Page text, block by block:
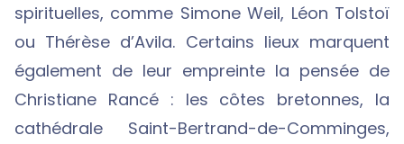
spirituelles, comme Simone Weil, Léon Tolstoï
ou Thérèse d’Avila. Certains lieux marquent
également de leur empreinte la pensée de
Christiane Rancé : les côtes bretonnes, la
cathédrale Saint-Bertrand-de-Comminges,